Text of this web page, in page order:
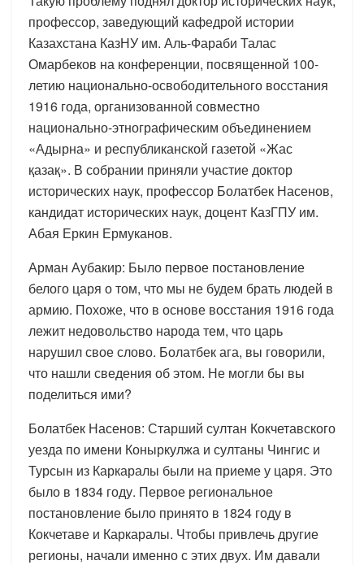
профессор, заведующий кафедрой истории
Казахстана КазНУ им. Аль-Фараби Талас
Омарбеков на конференции, посвященной 100-
летию национально-освободительного восстания
1916 года, организованной совместно
национально-этнографическим объединением
«Адырна» и республиканской газетой «Жас
қазақ». В собрании приняли участие доктор
исторических наук, профессор Болатбек Насенов,
кандидат исторических наук, доцент КазГПУ им.
Абая Еркин Ермуканов.
Арман Аубакир: Было первое постановление
белого царя о том, что мы не будем брать людей в
армию. Похоже, что в основе восстания 1916 года
лежит недовольство народа тем, что царь
нарушил свое слово. Болатбек ага, вы говорили,
что нашли сведения об этом. Не могли бы вы
поделиться ими?
Болатбек Насенов: Старший султан Кокчетавского
уезда по имени Коныркулжа и султаны Чингис и
Турсын из Каркаралы были на приеме у царя. Это
было в 1834 году. Первое региональное
постановление было принято в 1824 году в
Кокчетаве и Каркаралы. Чтобы привлечь другие
регионы, начали именно с этих двух. Им давали